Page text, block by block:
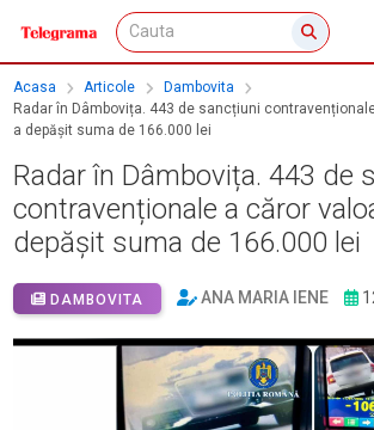
Acasa Articole
Dambovita
Radar în Dâmbovița. 443 de sancțiuni
a depășit suma de 166.000 lei
Radar în Dâmbovița. 443 de
contravenționale a căror
depășit suma de 166.000 lei
DAMBOVITA ANA MARIA IENE